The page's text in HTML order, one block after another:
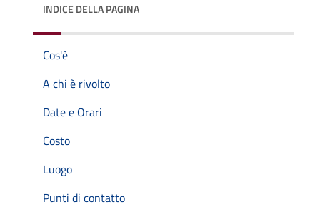
INDICE DELLA PAGINA
Cos'è
A chi è rivolto
Date e Orari
Costo
Luogo
Punti di contatto